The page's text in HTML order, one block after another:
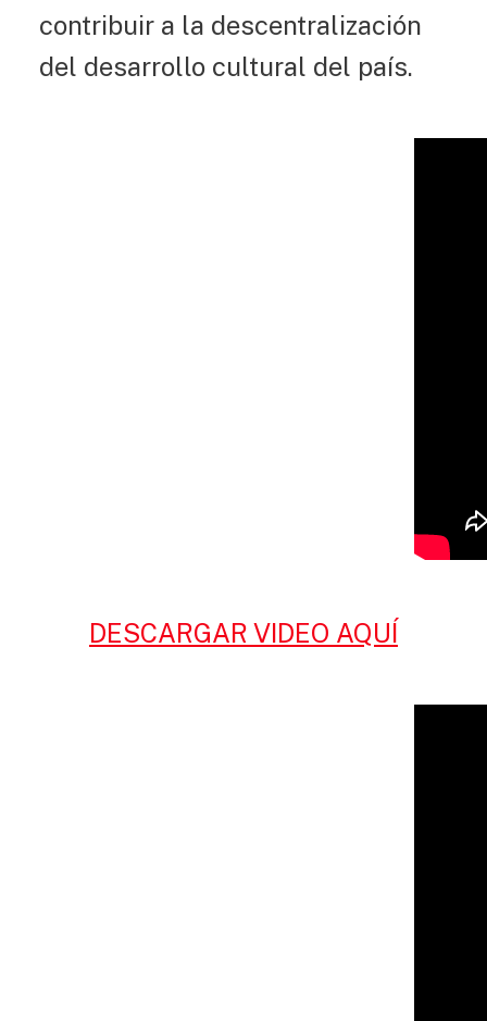
contribuir a la descentralización
del desarrollo cultural del país.
DESCARGAR VIDEO AQUÍ